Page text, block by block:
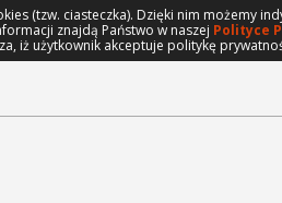
(tzw. ciasteczka). Dzięki nim możemy
znajdą Państwo w naszej Polityce
iż użytkownik akceptuje politykę